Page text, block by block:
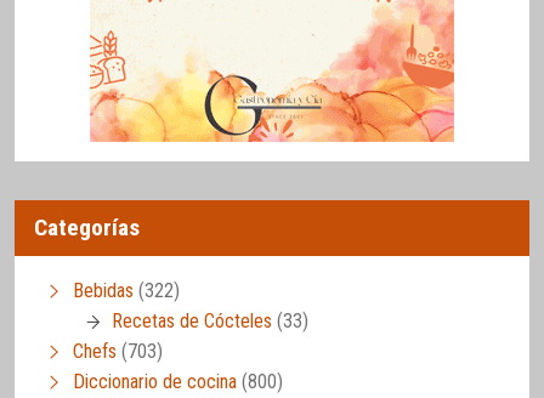
Categorías
Bebidas (322)
Recetas de Cócteles (33)
Chefs (703)
Diccionario de cocina (800)